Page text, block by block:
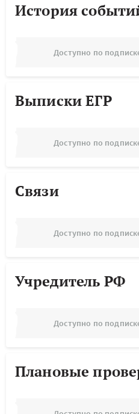
История
Доступно по
Выписки ЕГР
Доступно по
Связи
Доступно по
Учредитель РФ
Доступно по
Плановые